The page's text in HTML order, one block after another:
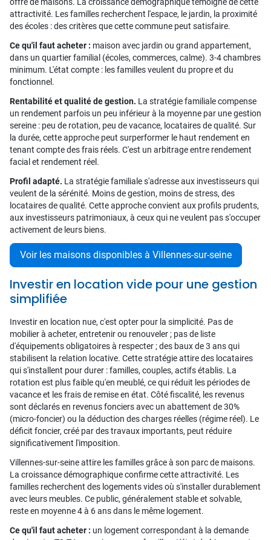
attractivité. Les familles recherchent l'espace, le jardin, la proximité
des écoles : des critères que cette commune peut satisfaire.
Ce qu'il faut acheter : maison avec jardin ou grand appartement,
dans un quartier familial (écoles, commerces, calme). 3-4 chambres
minimum. L'état compte : les familles veulent du propre et du
fonctionnel.
Rentabilité et qualité de gestion. La stratégie familiale compense
un rendement parfois un peu inférieur à la moyenne par une gestion
sereine : peu de rotation, peu de vacance, locataires de qualité. Sur
la durée, cette approche peut surperformer le haut rendement en
tenant compte des frais réels. C'est un arbitrage entre rendement
facial et rendement réel.
Profil adapté. La stratégie familiale s'adresse aux investisseurs qui
veulent de la sérénité. Moins de gestion, moins de stress, des
locataires de qualité. Cette approche convient aux profils prudents,
aux investisseurs patrimoniaux, à ceux qui ne veulent pas s'occuper
activement de leurs biens.
Voir les maisons disponibles à Villennes-sur-seine
Investir en location vide pour une gestion
simplifiée
Investir en location nue, c'est opter pour la simplicité. Pas de
mobilier à acheter, entretenir ou renouveler ; pas de liste
d'équipements obligatoires à respecter ; des baux de 3 ans qui
stabilisent la relation locative. Cette stratégie attire des locataires
qui s'installent pour durer : familles, couples, actifs établis. La
rotation est plus faible qu'en meublé, ce qui réduit les périodes de
vacance et les frais de remise en état. Côté fiscalité, les revenus
sont déclarés en revenus fonciers avec un abattement de 30%
(micro-foncier) ou la déduction des charges réelles (régime réel). Le
déficit foncier, créé par des travaux importants, peut réduire
significativement l'imposition.
Villennes-sur-seine attire les familles grâce à son parc de maisons.
La croissance démographique confirme cette attractivité. Les
familles recherchent des logements vides où s'installer durablement
avec leurs meubles. Ce public, généralement stable et solvable,
reste en moyenne 4 à 6 ans dans le même logement.
Ce qu'il faut acheter : un logement correspondant à la demande